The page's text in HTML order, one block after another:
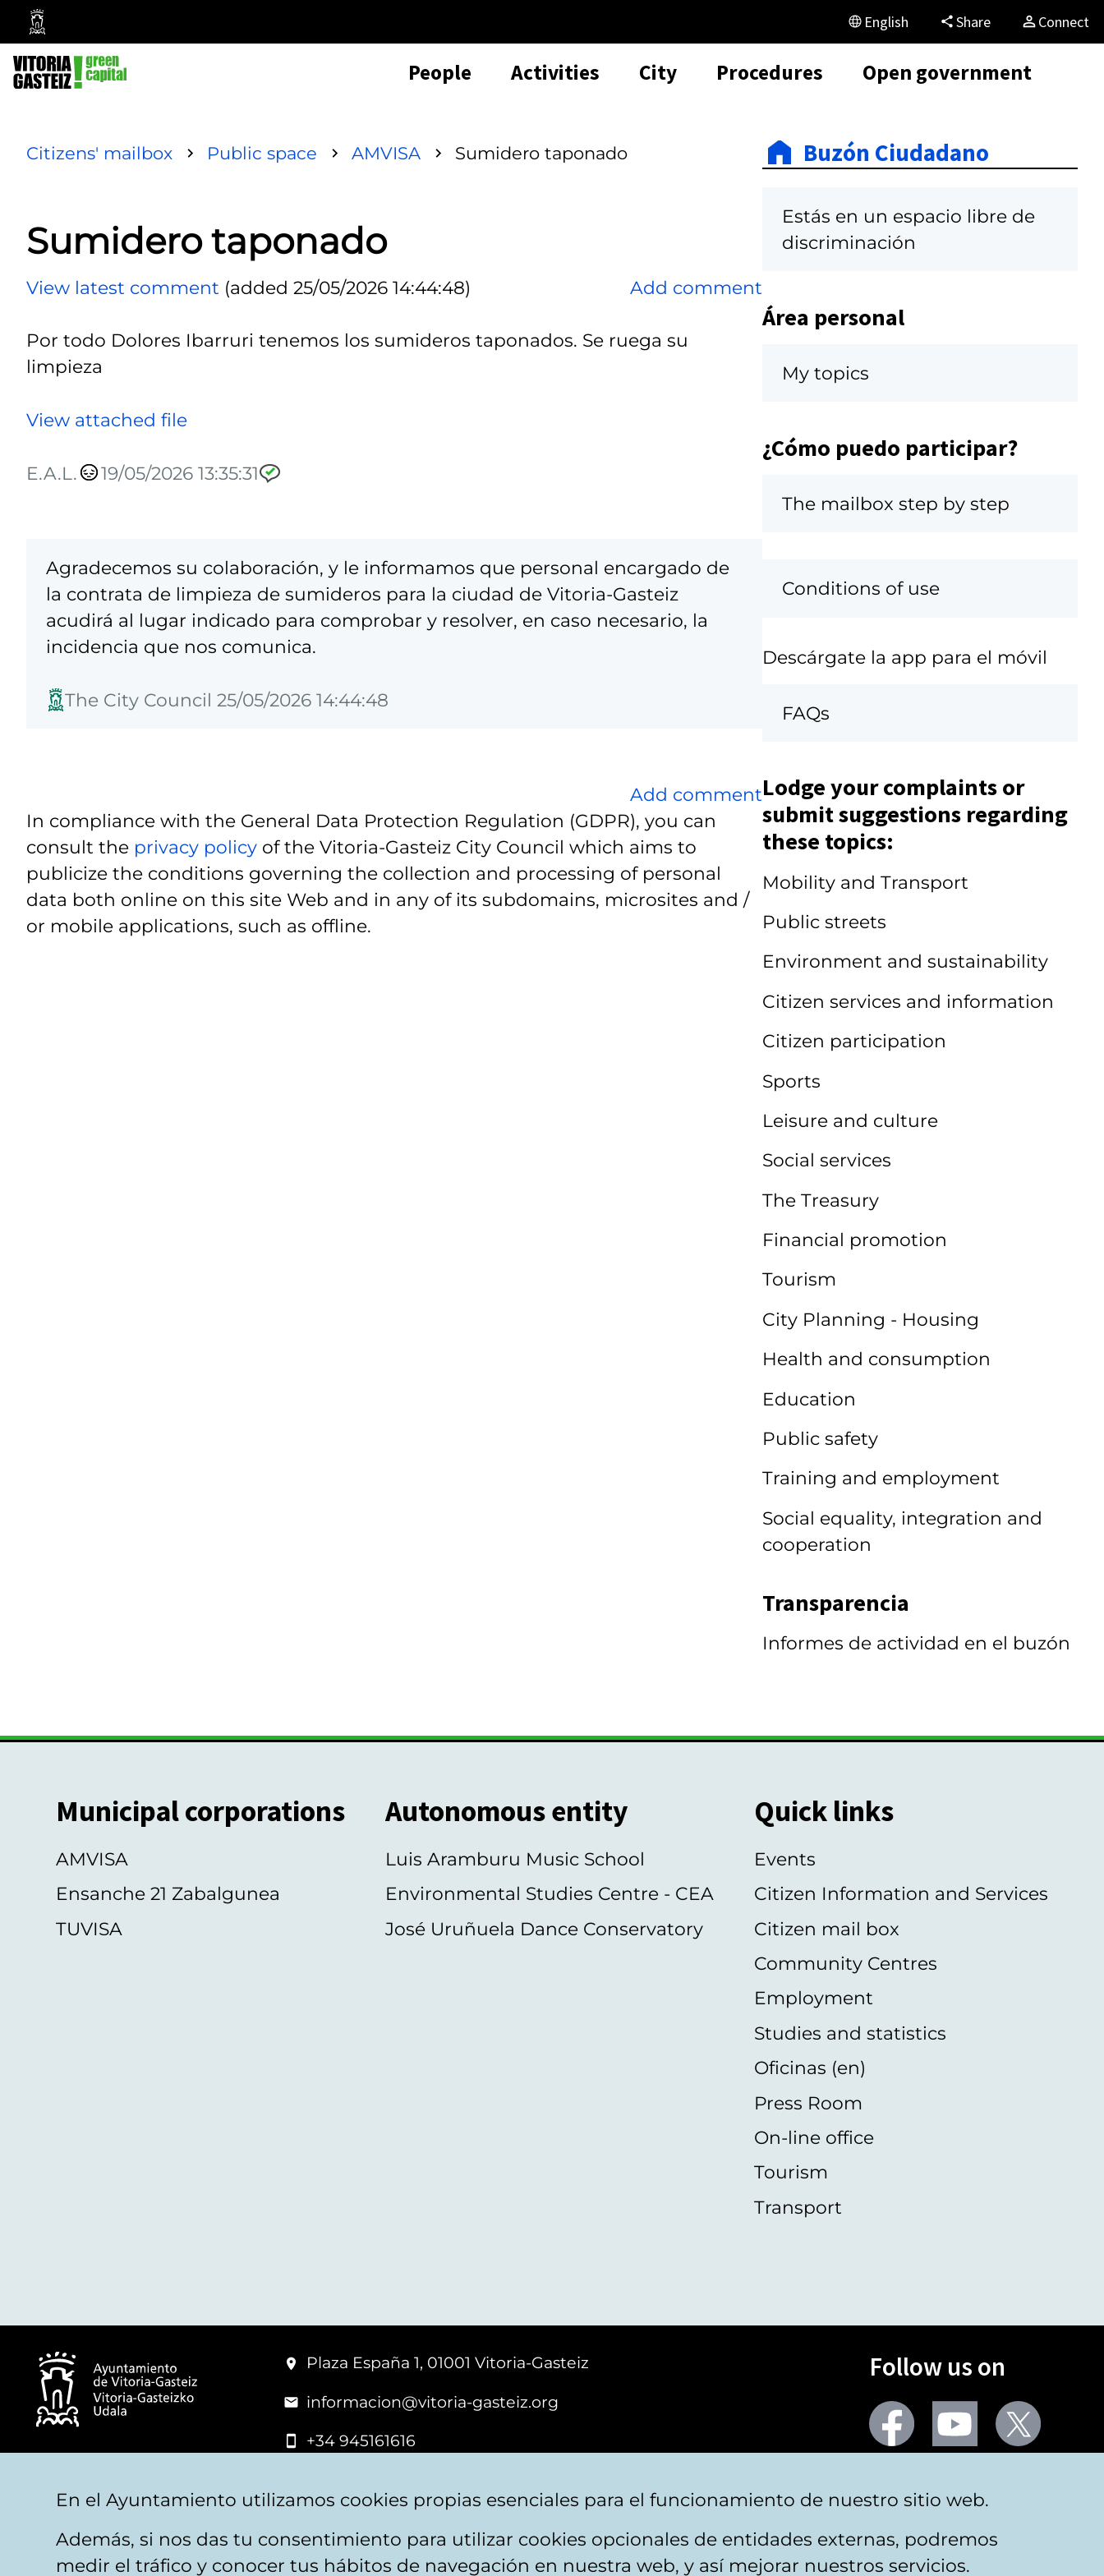
Vitoria-
Gasteiz
City
Council
English Share Connect
People Activities City Procedures Open government
Citizens' mailbox Public space AMVISA Sumidero taponado
Sumidero taponado
View latest comment (added 25/05/2026 14:44:48) Add comment
Por todo Dolores Ibarruri tenemos los sumideros taponados. Se ruega su
limpieza
View attached file
E.A.L. 19/05/2026 13:35:31
Agradecemos su colaboración, y le informamos que personal encargado de
la contrata de limpieza de sumideros para la ciudad de Vitoria-Gasteiz
acudirá al lugar indicado para comprobar y resolver, en caso necesario, la
incidencia que nos comunica.
The City Council 25/05/2026 14:44:48
Add comment
In compliance with the General Data Protection Regulation (GDPR), you can
consult the privacy policy of the Vitoria-Gasteiz City Council which aims to
publicize the conditions governing the collection and processing of personal
data both online on this site Web and in any of its subdomains, microsites and /
or mobile applications, such as offline.
Buzón Ciudadano
Estás en un espacio libre de
discriminación
Área personal
My topics
¿Cómo puedo participar?
The mailbox step by step
Conditions of use
Descárgate la app para el móvil
FAQs
Lodge your complaints or
submit suggestions regarding
these topics:
Mobility and Transport
Public streets
Environment and sustainability
Citizen services and information
Citizen participation
Sports
Leisure and culture
Social services
The Treasury
Financial promotion
Tourism
City Planning - Housing
Health and consumption
Education
Public safety
Training and employment
Social equality, integration and
cooperation
Transparencia
Informes de actividad en el buzón
Municipal corporations
AMVISA
Ensanche 21 Zabalgunea
TUVISA
Autonomous entity
Luis Aramburu Music School
Environmental Studies Centre - CEA
José Uruñuela Dance Conservatory
Quick links
Events
Citizen Information and Services
Citizen mail box
Community Centres
Employment
Studies and statistics
Oficinas (en)
Press Room
On-line office
Tourism
Transport
Plaza España 1, 01001 Vitoria-Gasteiz
informacion@vitoria-gasteiz.org
+34 945161616
Follow us on
Facebook Youtube
Legal warning Privacy Politica de cookies Website map Accessibility Contact
En el Ayuntamiento utilizamos cookies propias esenciales para el funcionamiento de nuestro sitio web.
Además, si nos das tu consentimiento para utilizar cookies opcionales de entidades externas, podremos
medir el tráfico y conocer tus hábitos de navegación en nuestra web, y así mejorar nuestros servicios.